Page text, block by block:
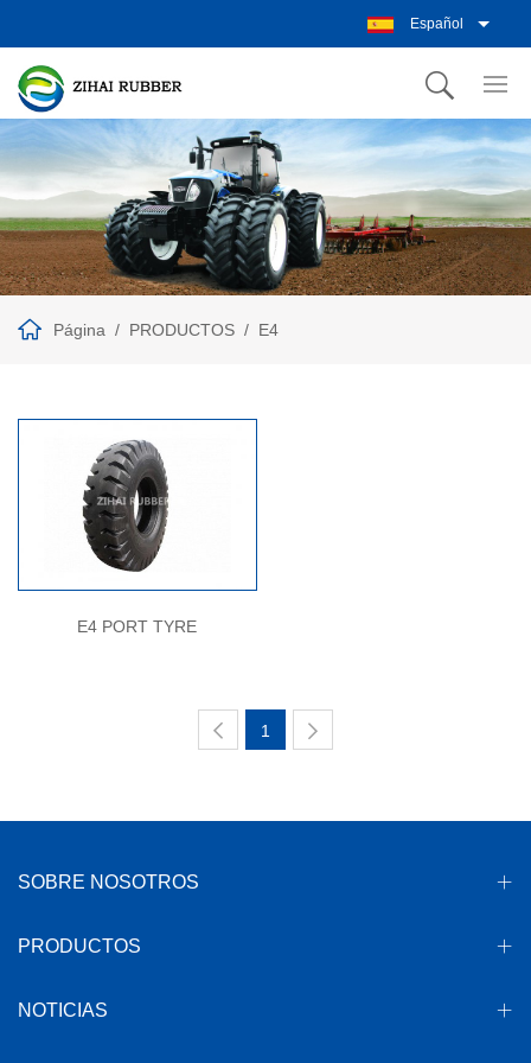
Español
Página PRODUCTOS E4
E4 PORT TYRE
1
SOBRE NOSOTROS
PRODUCTOS
NOTICIAS